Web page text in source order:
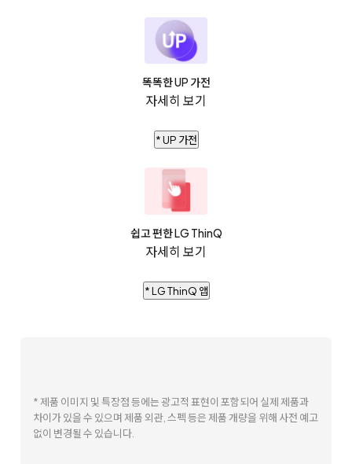
똑똑한 UP 가전
자세히 보기
* UP 가전
쉽고 편한 LG ThinQ
자세히 보기
* LG ThinQ 앱
* 제품 이미지 및 특장점 등에는 광고적 표현이 포함되어 실제 제품과
차이가 있을 수 있으며 제품 외관, 스펙 등은 제품 개량을 위해 사전 예고
없이 변경될 수 있습니다.